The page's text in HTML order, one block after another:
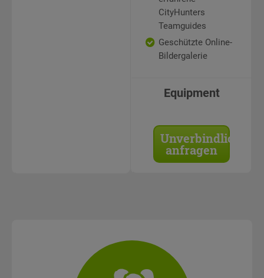
CityHunters
Teamguides
Geschützte Online-
Bildergalerie
Equipment
Unverbindlich
anfragen